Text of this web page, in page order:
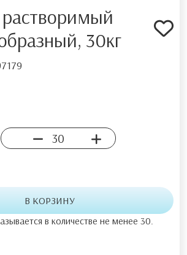
30кг
В КОРЗИНУ
в количестве не менее 30.